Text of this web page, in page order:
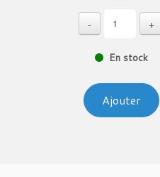
- +
En stock
Ajouter